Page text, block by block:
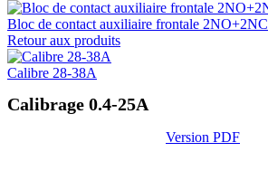
Bloc de contact auxiliaire frontale 2NO+2NC
Retour aux produits
Calibre 28-38A
Calibrage 0.4-25A
Version PDF